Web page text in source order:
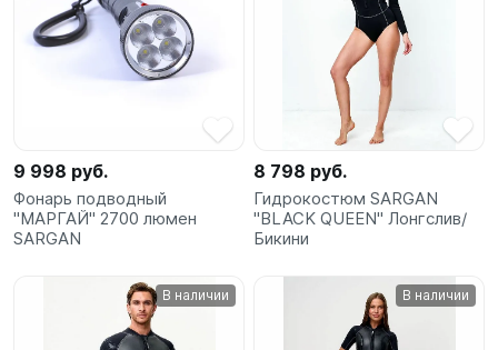
9 998 руб.
Фонарь подводный
"МАРГАЙ" 2700 люмен
SARGAN
8 798 руб.
Гидрокостюм SARGAN
"BLACK QUEEN" Лонгслив/
Бикини
В наличии В наличии